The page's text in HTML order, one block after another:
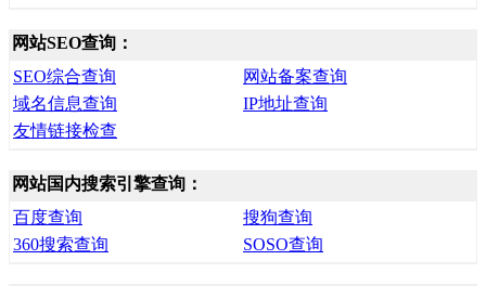
网站SEO查询：
SEO综合查询
网站备案查询
域名信息查询
IP地址查询
友情链接检查
网站国内搜索引擎查询：
百度查询
搜狗查询
360搜索查询
SOSO查询